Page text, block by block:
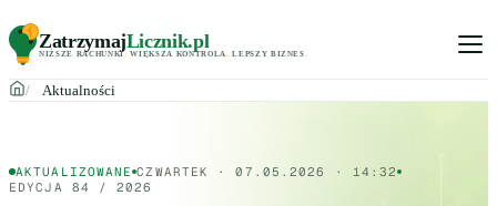
ZatrzymajLicznik.pl
NIŻSZE RACHUNKI. WIĘKSZA KONTROLA LEPSZY BIZNES
Aktualności
AKTUALIZOWANE CZWARTEK · 07.05.2026 · 14:32
EDYCJA 84 / 2026